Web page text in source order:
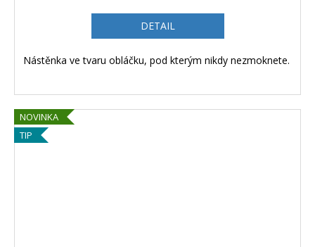
DETAIL
Nástěnka ve tvaru obláčku, pod kterým nikdy nezmoknete.
NOVINKA
TIP